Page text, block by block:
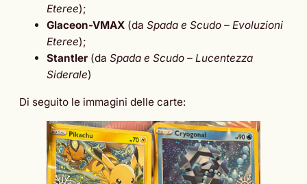
Eteree);
Glaceon-VMAX (da Spada e Scudo – Evoluzioni
Eteree);
Stantler (da Spada e Scudo – Lucentezza
Siderale)
Di seguito le immagini delle carte: